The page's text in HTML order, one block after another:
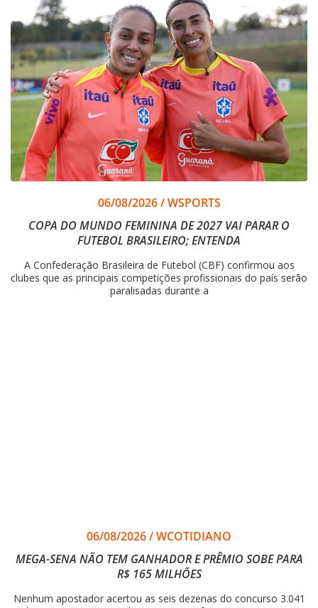
06/08/2026 / WSPORTS
COPA DO MUNDO FEMININA DE 2027 VAI PARAR O
FUTEBOL BRASILEIRO; ENTENDA
A Confederação Brasileira de Futebol (CBF) confirmou aos
clubes que as principais competições profissionais do país serão
paralisadas durante a
06/08/2026/WCOTIDIANO
MEGA-SENA NÃO TEM GANHADOR E PRÊMIO SOBE PARA
R$ 165 MILHÕES
Nenhum apostador acertou as seis dezenas do concurso 3.041